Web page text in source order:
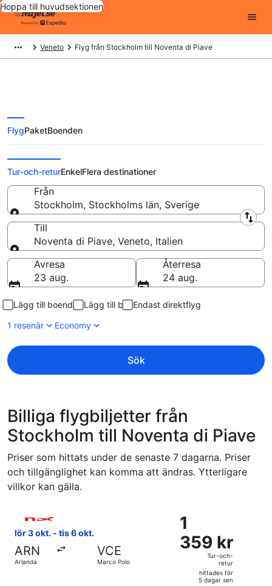
Hoppa till huvudsektionen
Veneto Flyg från Stockholm till Noventa di Piave
Flyg från Stockholm till Noventa
di Piave från
FlygPaketBoenden
Tur-och-returEnkelFlera destinationer
Från
Stockholm, Stockholms län, Sverige
Från
Till
Noventa di Piave, Veneto, Italien
Till
Avresa
23 aug.
Återresa
24 aug.
Lägg till boende Lägg till bil
Endast direktflyg
1 resenär
Economy
Sök
Billiga flygbiljetter från
Stockholm till Noventa di Piave
Priser som hittats under de senaste 7 dagarna. Priser
och tillgänglighet kan komma att ändras. Ytterligare
villkor kan gälla.
lör 3 okt. - tis 6 okt.
ARN
Arlanda
VCE
Marco Polo
1
359 kr
Tur-
retur,
hittades
1
359 kr
Tur-och-
retur
hittades för
5 dagar sen